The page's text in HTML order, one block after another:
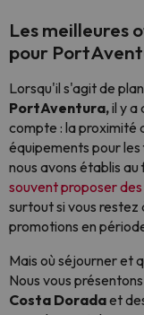
Les meilleures
pour
Lorsqu'il s'agit de
PortAventura,il y a
compte : la proximité
équipements pour
nous avons établis au
souvent proposer
surtout si vous restez
promotions en
Mais où séjourner et
Nous vous
Costa Doradaet